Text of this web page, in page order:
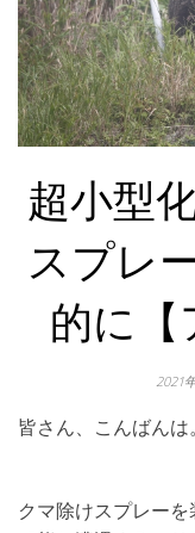
超小型
スプレ
的に【
2021
皆さん、こんばんは
クマ除けスプレー